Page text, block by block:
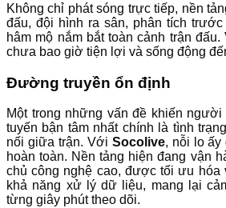
Không chỉ phát sóng trực tiếp, nền
đấu, đội hình ra sân, phân tích
hâm mộ nắm bắt toàn cảnh trận
chưa bao giờ tiện lợi và sống động
Đường truyền ổn định
Một trong những vấn đề khiến
tuyến bận tâm nhất chính là tình
nối giữa trận. Với Socolive, nỗi lo
hoàn toàn. Nền tảng hiện đang vận
chủ công nghệ cao, được tối ưu hóa
khả năng xử lý dữ liệu, mang lại
từng giây phút theo dõi.